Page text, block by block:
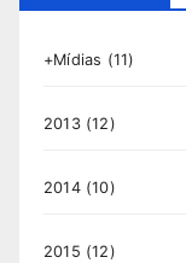
+Mídias (11)
2013(12)
2014(10)
2015 (12)